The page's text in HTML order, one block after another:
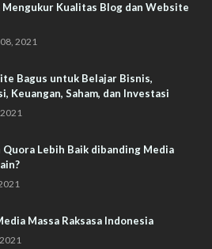
Mengukur Kualitas Blog dan Website
2021
Bagus untuk Belajar Bisnis,
Keuangan, Saham, dan Investasi
Quora Lebih Baik dibanding Media
Massa Raksasa Indonesia